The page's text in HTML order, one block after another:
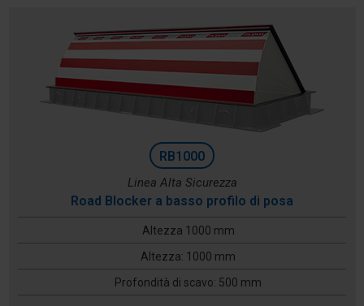
RB1000
Linea Alta Sicurezza
Road Blocker a basso profilo di posa
Altezza 1000 mm
Altezza: 1000 mm
Profondità di scavo: 500 mm